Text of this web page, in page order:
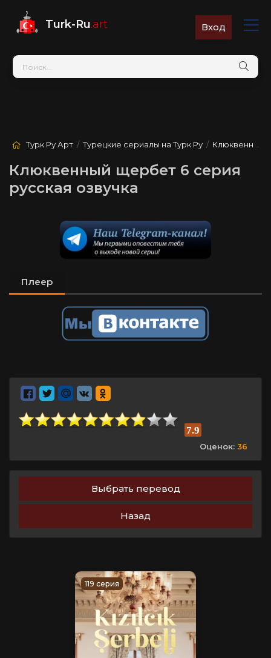
Turk-Ru.art Вход
Турк Ру Арт /Турецкие сериалы на Турк Ру / Клюквенный щербет
Клюквенный щербет 6 серия
русская озвучка
Плеер
7.9
Оценок: 36
Выбрать перевод
Назад
119 серия